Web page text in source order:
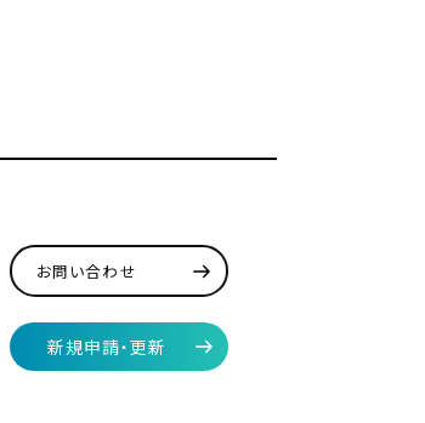
お問い合わせ
新規申請・更新